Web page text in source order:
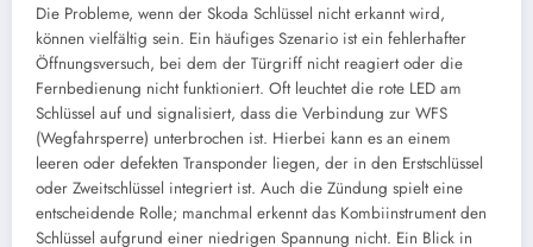
Die Probleme, wenn der Skoda Schlüssel nicht erkannt wird,
können vielfältig sein. Ein häufiges Szenario ist ein fehlerhafter
Öffnungsversuch, bei dem der Türgriff nicht reagiert oder die
Fernbedienung nicht funktioniert. Oft leuchtet die rote LED am
Schlüssel auf und signalisiert, dass die Verbindung zur WFS
(Wegfahrsperre) unterbrochen ist. Hierbei kann es an einem
leeren oder defekten Transponder liegen, der in den Erstschlüssel
oder Zweitschlüssel integriert ist. Auch die Zündung spielt eine
entscheidende Rolle; manchmal erkennt das Kombiinstrument den
Schlüssel aufgrund einer niedrigen Spannung nicht. Ein Blick in